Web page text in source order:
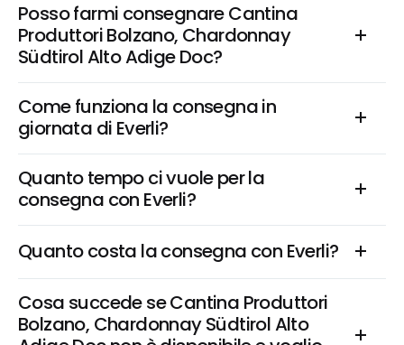
Posso farmi consegnare Cantina
Produttori Bolzano, Chardonnay
Südtirol Alto Adige Doc?
Come funziona la consegna in
giornata di Everli?
Quanto tempo ci vuole per la
consegna con Everli?
Quanto costa la consegna con Everli?
Cosa succede se Cantina Produttori
Bolzano, Chardonnay Südtirol Alto